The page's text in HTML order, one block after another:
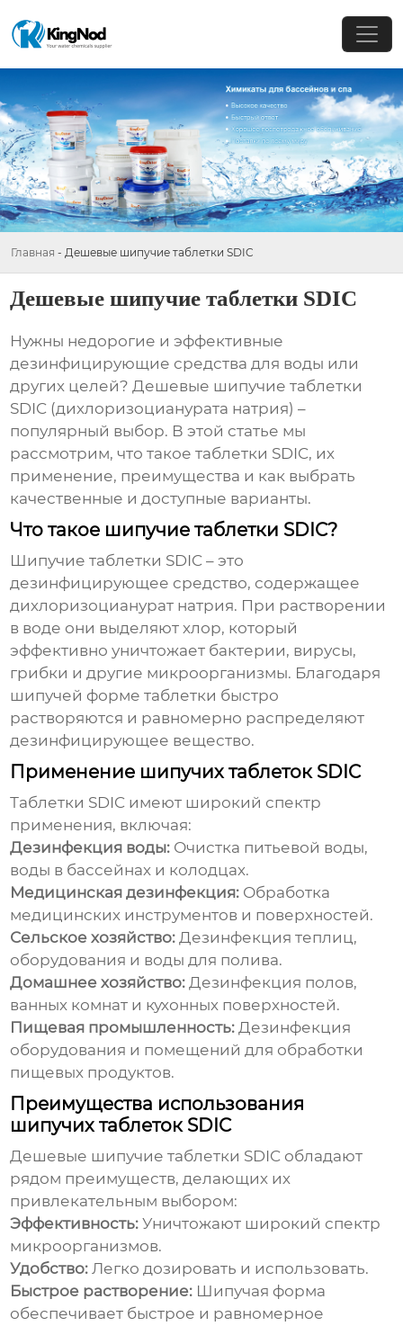
Главная - Дешевые шипучие таблетки SDIC
Дешевые шипучие таблетки SDIC
Нужны недорогие и эффективные
дезинфицирующие средства для воды или
других целей?Дешевые шипучие таблетки
SDIC (дихлоризоцианурата натрия) –
популярный выбор. В этой статье мы
рассмотрим, что такое таблетки SDIC, их
применение, преимущества и как выбрать
качественные и доступные варианты.
Что такое шипучие таблетки SDIC?
Шипучие таблетки SDIC – это
дезинфицирующее средство, содержащее
дихлоризоцианурат натрия. При растворении
в воде они выделяют хлор, который
эффективно уничтожает бактерии, вирусы,
грибки и другие микроорганизмы. Благодаря
шипучей форме таблетки быстро
растворяются и равномерно распределяют
дезинфицирующее вещество.
Применение шипучих таблеток SDIC
Таблетки SDIC имеют широкий спектр
применения, включая:
Дезинфекция воды: Очистка питьевой воды,
воды в бассейнах и колодцах.
Медицинская дезинфекция: Обработка
медицинских инструментов и поверхностей.
Сельское хозяйство: Дезинфекция теплиц,
оборудования и воды для полива.
Домашнее хозяйство: Дезинфекция полов,
ванных комнат и кухонных поверхностей.
Пищевая промышленность: Дезинфекция
оборудования и помещений для обработки
пищевых продуктов.
Преимущества использования
шипучих таблеток SDIC
Дешевые шипучие таблетки SDIC обладают
рядом преимуществ, делающих их
привлекательным выбором:
Эффективность: Уничтожают широкий спектр
микроорганизмов.
Удобство: Легко дозировать и использовать.
Быстрое растворение: Шипучая форма
обеспечивает быстрое и равномерное